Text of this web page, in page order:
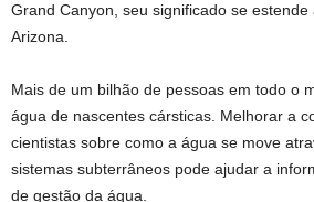
Grand Canyon, seu significado se
Arizona.
Mais de um bilhão de pessoas em todo o
água de nascentes cársticas. Melhorar a
cientistas sobre como a água se move
sistemas subterrâneos pode ajudar a
de gestão da água.